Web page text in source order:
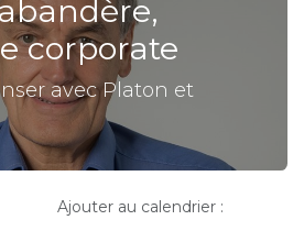
corporate
avec Platon et
Ajouter au calendrier :